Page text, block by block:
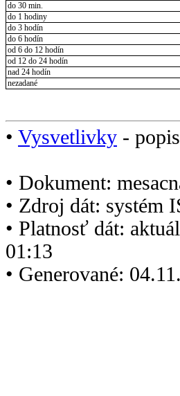
do 30 min.
do 1 hodiny
do 3 hodín
do 6 hodín
od 6 do 12 hodín
od 12 do 24 hodín
nad 24 hodín
nezadané
• Vysvetlivky -
• Dokument:
• Zdroj dát: systém
• Platnosť dát:
01:13
• Generované: